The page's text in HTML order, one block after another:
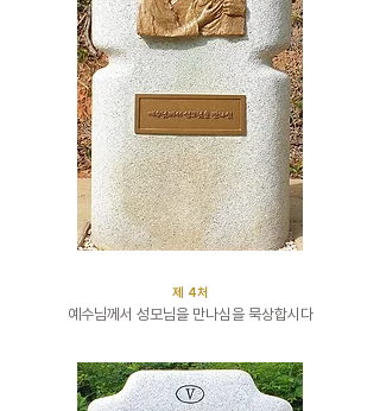
​제 4처
예수님께서 성모님을 만나심을 묵상합시다